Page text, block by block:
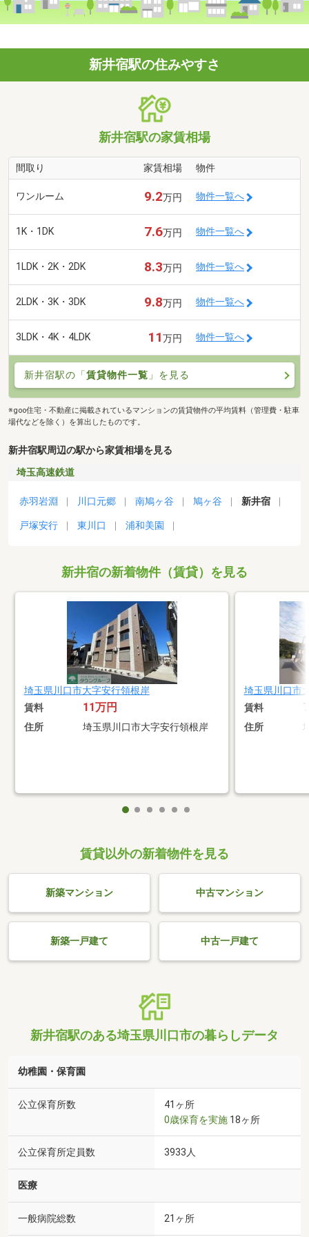
新井宿駅の住みやすさ
新井宿駅の家賃相場
間取り 家賃相場 物件
ワンルーム 9.2万円 物件一覧へ
1K・1DK 7.6万円 物件一覧へ
1LDK・2K・2DK 8.3万円 物件一覧へ
2LDK・3K・3DK 9.8万円 物件一覧へ
3LDK・4K・4LDK 11万円 物件一覧へ
新井宿駅の「賃貸物件一覧 」を見る
※goo住宅・不動産に掲載されているマンションの賃貸物件の平均賃料（管理費・駐車
場代などを除く）を算出したものです。
新井宿駅周辺の駅から家賃相場を見る
埼玉高速鉄道
赤羽岩淵 川口元郷 南鳩ヶ谷 鳩ヶ谷 新井宿
戸塚安行 東川口 浦和美園
新井宿の新着物件（賃貸）を見る
埼玉県川口市大字安行領根岸
賃料 11万円
住所 埼玉県川口市大字安行領根岸
埼玉県川口市
賃料
住所
賃貸以外の新着物件を見る
新築マンション 中古マンション
新築一戸建て 中古一戸建て
新井宿駅のある埼玉県川口市の暮らしデータ
幼稚園・保育園
公立保育所数
41ヶ所
0歳保育を実施 18ヶ所
公立保育所定員数 3933人
医療
一般病院総数 21ヶ所